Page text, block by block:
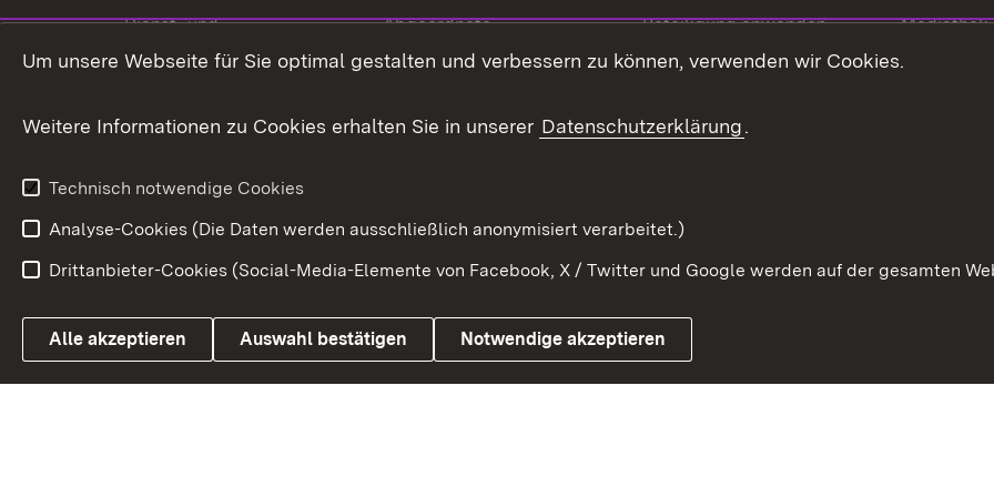
Dienst- und
Versorgungsbezüge
Weitere
Abgeordnete
Bürgerbeauftragte
Beteiligung anwenden
Beteiligung stärken
Mediathek
Link zum Landesportal
Impressum Kontakt
Um unsere Webseite für Sie optimal gestalten und verbessern zu können, verwenden wir Cookies.
Weitere Informationen zu Cookies erhalten Sie in unserer Datenschutzerklärung.
Technisch notwendige Cookies
Analyse-Cookies (Die Daten werden ausschließlich anonymisiert verarbeitet.)
Drittanbieter-Cookies (Social-Media-Elemente von Facebook, X / Twitter und Google werden auf der gesamten
Alle akzeptieren Auswahl bestätigen Notwendige akzeptieren